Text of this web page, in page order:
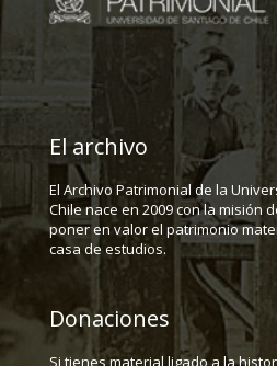
El archivo
El Archivo Patrimonial de la
Chile nace en 2009 con la misión
poner en valor el patrimonio
casa de estudios.
Donaciones
Si tienes material ligado a la